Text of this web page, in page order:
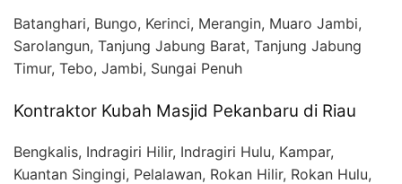
Batanghari, Bungo, Kerinci, Merangin, Muaro Jambi,
Sarolangun, Tanjung Jabung Barat, Tanjung Jabung
Timur, Tebo, Jambi, Sungai Penuh
Kontraktor Kubah Masjid Pekanbaru di Riau
Bengkalis, Indragiri Hilir, Indragiri Hulu, Kampar,
Kuantan Singingi, Pelalawan, Rokan Hilir, Rokan Hulu,